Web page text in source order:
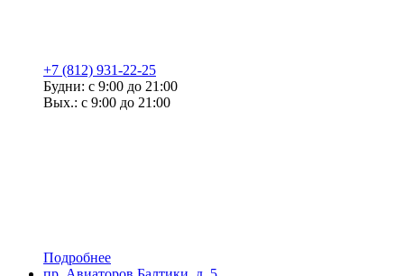
+7 (812) 931-22-25
Будни: с 9:00 до 21:00
Вых.: с 9:00 до 21:00
Подробнее